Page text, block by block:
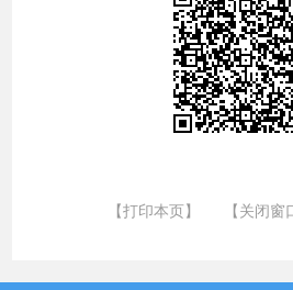
【打印本页】 【关闭窗